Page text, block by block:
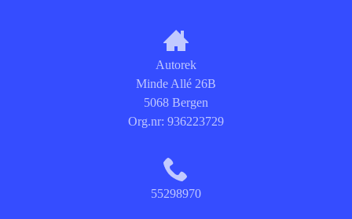
Autorek
Minde Allé 26B
5068 Bergen
Org.nr: 936223729
55298970